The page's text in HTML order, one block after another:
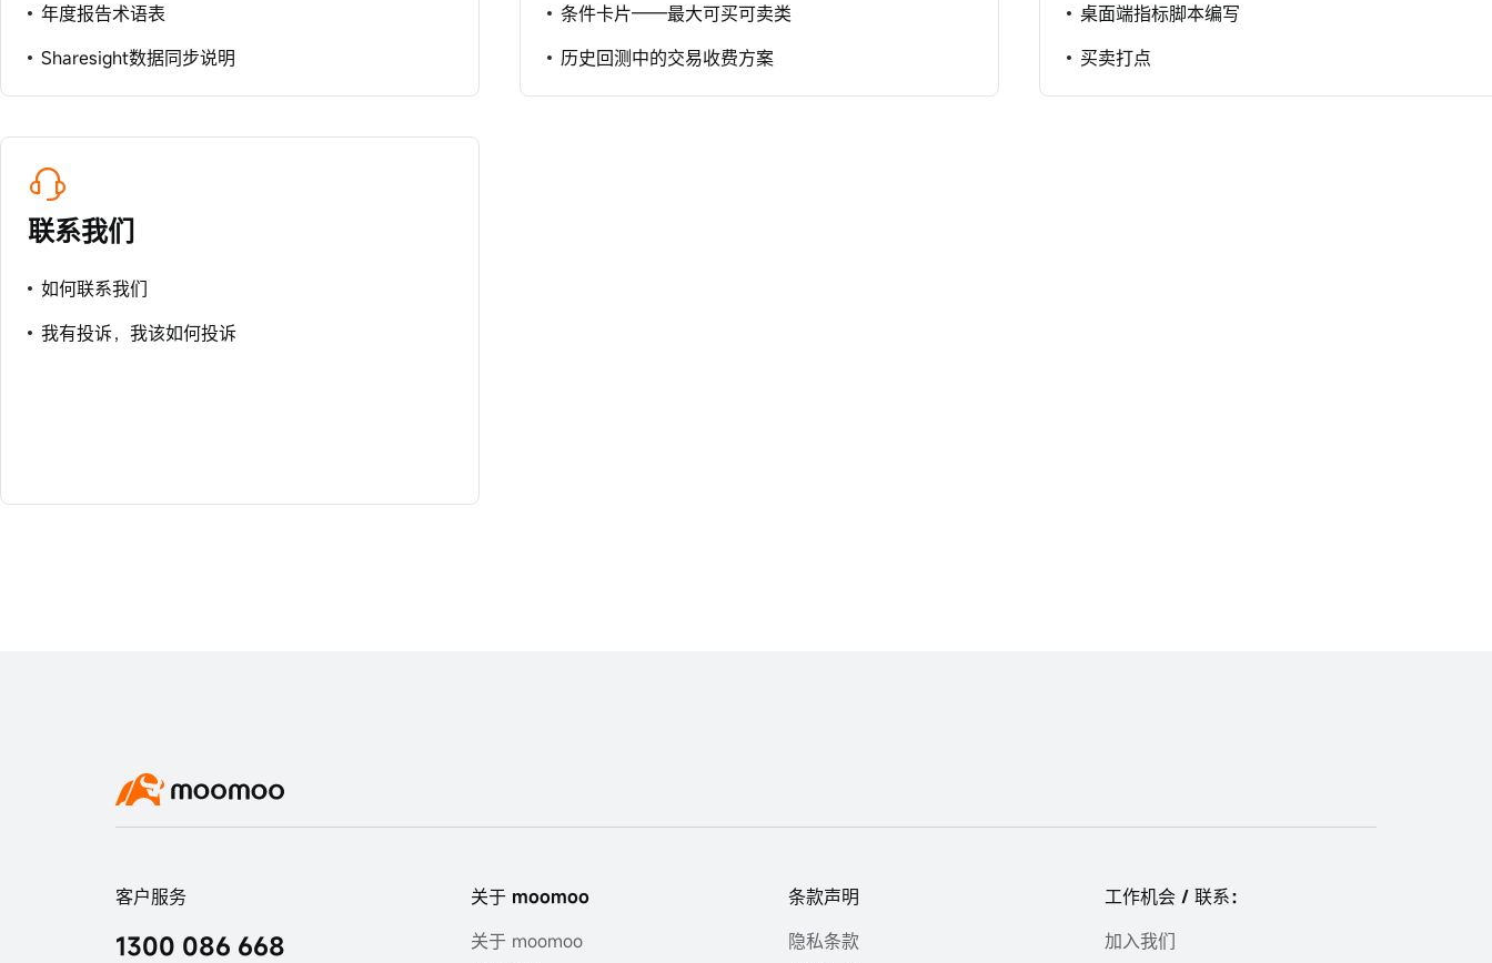
年度报告术语表
Sharesight数据同步说明
条件卡片——最大可买可卖类
历史回测中的交易收费方案
桌面端指标脚本编写
买卖打点
联系我们
如何联系我们
我有投诉，我该如何投诉
客户服务
1300 086 668
关于 moomoo
关于 moomoo
条款声明
隐私条款
工作机会 / 联系：
加入我们